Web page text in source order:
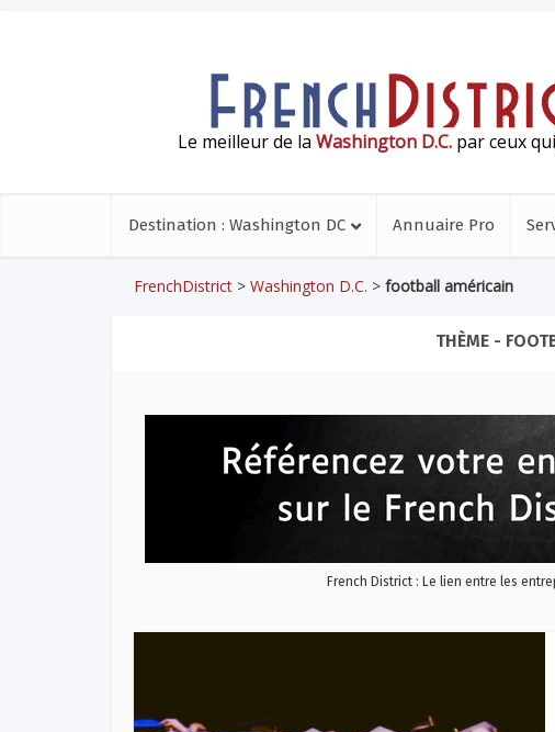
Le meilleur de la Washington D.C. par ceux
Destination : Washington DC Annuaire Pro
FrenchDistrict > Washington D.C. > football américain
THÈME -
French District : Le lien entre les